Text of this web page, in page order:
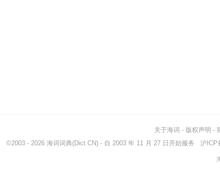
关于海词 - 版权声明 -
©2003 - 2026 海词词典(Dict.CN) - 自 2003 年 11 月 27 日开始服务 沪ICP